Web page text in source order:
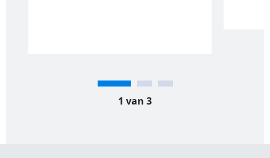
1 van 3